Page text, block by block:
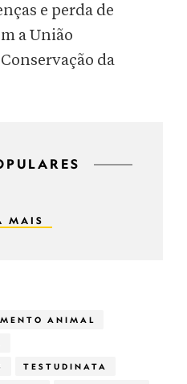
e perda de
a União
da
MAIS
ANIMAL
TESTUDINATA